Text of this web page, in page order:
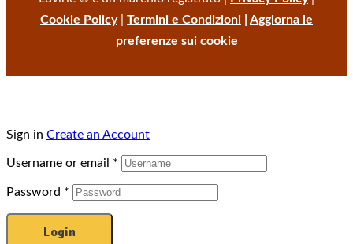
Cookie Policy| Termini e Condizioni
Aggiorna le
preferenze sui cookie
Sign in Create an Account
Username or email *
Password *
Login